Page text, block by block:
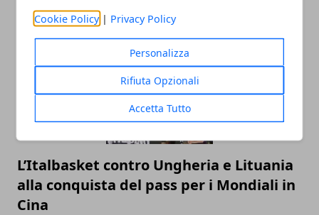
Cookie Policy | Privacy Policy
Personalizza
Rifiuta Opzionali
Accetta Tutto
ARTICOLI CORRELATI
L’Italbasket contro Ungheria e Lituania
alla conquista del pass per i Mondiali in
Cina